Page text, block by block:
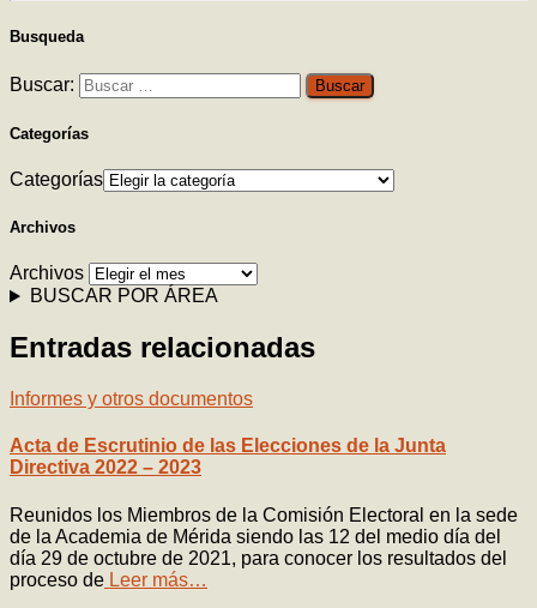
Busqueda
Buscar:
Categorías
Categorías
Archivos
Archivos
BUSCAR POR ÁREA
Entradas relacionadas
Informes y otros documentos
Acta de Escrutinio de las Elecciones de la Junta
Directiva 2022 – 2023
Reunidos los Miembros de la Comisión Electoral en la sede
de la Academia de Mérida siendo las 12 del medio día del
día 29 de octubre de 2021, para conocer los resultados del
proceso de Leer más…